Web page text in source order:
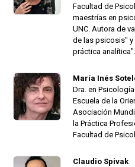
Facultad de
maestrías en
UNC. Autora de
de las psicosis" y
práctica analítica".
María Inés
Dra. en
Escuela de la
Asociación
la Práctica
Facultad de
Claudio Spivak